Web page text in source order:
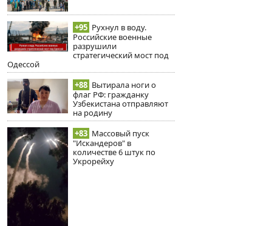
+95 Рухнул в воду.
Российские военные
разрушили
стратегический мост под
Одессой
+88 Вытирала ноги о
флаг РФ: гражданку
Узбекистана отправляют
на родину
+83 Массовый пуск
"Искандеров" в
количестве 6 штук по
Укрорейху